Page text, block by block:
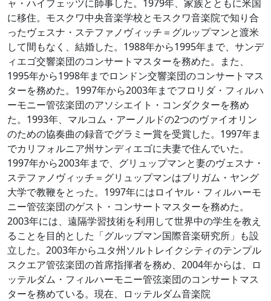
ャ・ハイフェッツに師事した。1979年、家族とともに米国
に移住。モスクワ中央音楽学校とモスクワ音楽院で知り合
ったヴェスナ・ステファノヴィッチ＝グルップマンと渡米
して間もなく、結婚した。1988年から1995年まで、サンデ
ィエゴ交響楽団のコンサートマスターを務めた。また、
1995年から1998年までロンドン交響楽団のコンサートマス
ターを務めた。1997年から2003年までフロリダ・フィルハ
ーモニー管弦楽団のアソシエイト・コンダクターを務め
た。1993年、マルコム・アーノルドの2つのヴァイオリン
のための協奏曲の録音でグラミー賞を受賞した。1997年ま
でカリフォルニア州サンディエゴに夫妻で住んでいた。
1997年から2003年まで、グリュップマンと妻のヴェスナ・
ステファノヴィッチ＝グリュップマンはブリガム・ヤング
大学で教鞭をとった。1997年にはロイヤル・フィルハーモ
ニー管弦楽団のゲスト・コンサートマスターを務めた。
2003年には、遠隔学習技術を利用して世界中の学生を教え
ることを目的とした「グルップマン国際音楽研究所」も設
立した。2003年からユタ州ソルトレイクシティのテンプル
スクエア管弦楽団の首席指揮者を務め、2004年からは、ロ
ッテルダム・フィルハーモニー管弦楽団のコンサートマス
ターを務めている。現在、ロッテルダム音楽院